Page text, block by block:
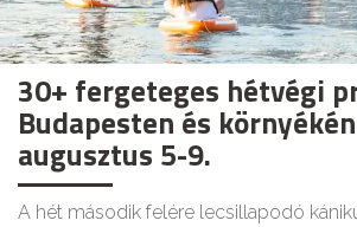
30+ fergeteges hétvégi
Budapesten és
augusztus 5-9.
A hét második felére lecsillapodó